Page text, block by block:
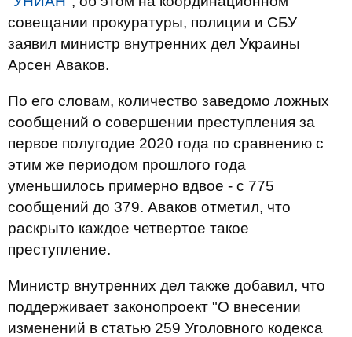
совещании прокуратуры, полиции и СБУ
заявил министр внутренних дел Украины
Арсен Аваков.
По его словам, количество заведомо ложных
сообщений о совершении преступления за
первое полугодие 2020 года по сравнению с
этим же периодом прошлого года
уменьшилось примерно вдвое - с 775
сообщений до 379. Аваков отметил, что
раскрыто каждое четвертое такое
преступление.
Министр внутренних дел также добавил, что
поддерживает законопроект "О внесении
изменений в статью 259 Уголовного кодекса